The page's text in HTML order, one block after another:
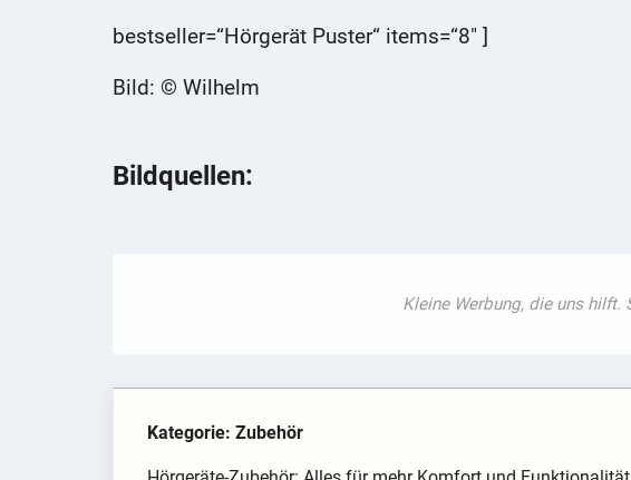
bestseller=“Hörgerät Puster“ items=“8″ ]
Bild: © Wilhelm
Bildquellen:
Kategorie: Zubehör